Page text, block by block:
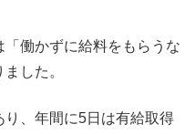
働かずに給料をもらうな
した。
り、年間に5日は有給取得